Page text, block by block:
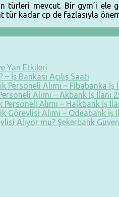
türleri mevcut. Bir gym’i ele
tür kadar cp de fazlasıyla
Yan Etkileri
– İş Bankası Açılış Saati
Personeli Alımı – Fibabanka İş
Alımı – Akbank İş İlanı
Alımı – Halkbank İş
Görevlisi Alımı – Odeabank İş
Alıyor mu? Şekerbank